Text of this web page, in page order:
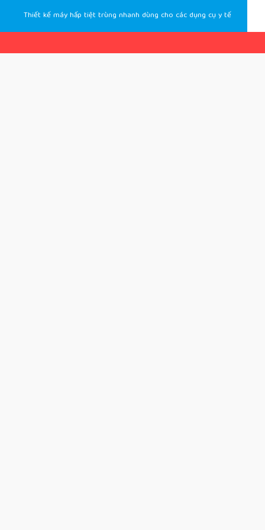
Thiết kế máy hấp tiệt trùng nhanh dùng cho các dụng cụ y tế